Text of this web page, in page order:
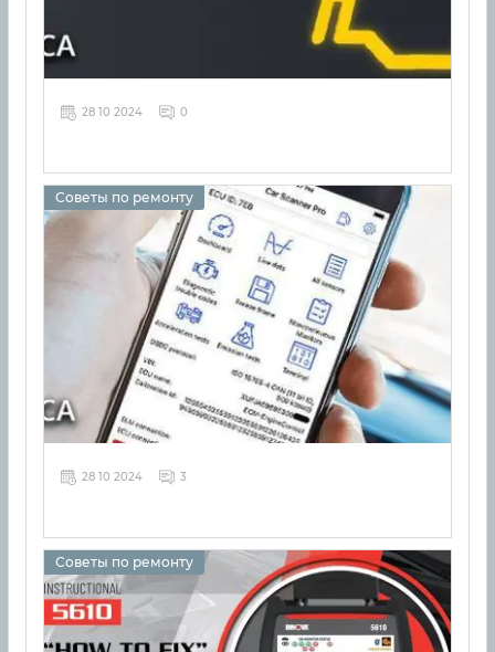
28 10 2024 0
Советы по ремонту
28 10 2024 3
Советы по ремонту